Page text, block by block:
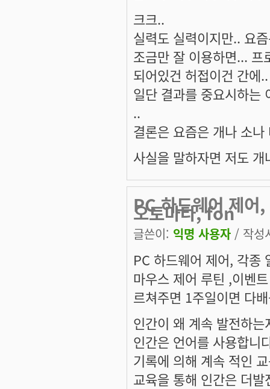
크크..
실력도 실력이지만.. 요
조금만 잘 이용하면... 프
되어있건 허접이건 간에..
일단 결과를 중요시하는
..
결론은 요즘은 개나 소
사실을 말하자면 저도
PC 하드웨어 제어
오토마타, fon
글쓴이: 익명 사용자 / 작성
PC 하드웨어 제어, 각
마우스 제어 루틴 ,이벤
르쳐주면 1주일이면 다
인간이 왜 계속 발전하는
인간은 언어를 사용합니
기록에 의해 계속 적인
교육을 통해 인간은 더발